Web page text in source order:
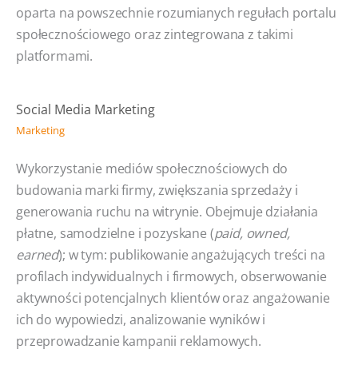
oparta na powszechnie rozumianych regułach portalu
społecznościowego oraz zintegrowana z takimi
platformami.
Social Media Marketing
Marketing
Wykorzystanie mediów społecznościowych do
budowania marki firmy, zwiększania sprzedaży i
generowania ruchu na witrynie. Obejmuje działania
płatne, samodzielne i pozyskane (paid, owned,
earned); w tym: publikowanie angażujących treści na
profilach indywidualnych i firmowych, obserwowanie
aktywności potencjalnych klientów oraz angażowanie
ich do wypowiedzi, analizowanie wyników i
przeprowadzanie kampanii reklamowych.